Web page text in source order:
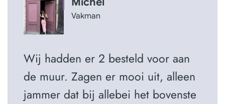
Vakman
Wij hadden er 2 besteld voor aan
de muur. Zagen er mooi uit, alleen
jammer dat bij allebei het bovenste